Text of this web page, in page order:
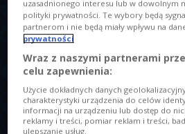
00:00
Tytuł
Rozbiegani
Prowadzący
Terzoni Karina
uzasadnionego interesu lub w dowolnym
polityki prywatności. Te wybory będą
partnerom i nie będą miały wpływu na
prywatności
Wraz z naszymi partnerami
celu zapewnienia:
Użycie dokładnych danych
charakterystyki urządzenia do celów
informacji na urządzeniu lub dostęp do
reklamy i treści, pomiar reklam i treści,
ulepszanie usług.